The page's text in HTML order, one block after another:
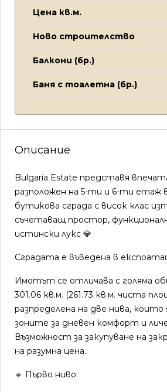
Цена кв.м.
Ново строителство
Балкони (бр.)
Баня с тоалетна (бр.)
Описание
Bulgaria Estate представя
разположен на 5-ти и 6-ти етаж
бутикова сграда с висок клас
съчетаващ простор,
истински лукс 💎
Сградата е въведена в
Имотът се отличава с голяма
301.06 кв.м. (261.73 кв.м. чиста
разпределена на две нива,
зоните за дневен комфорт и
Възможност за закупуване на
на разумна цена.
🔹 Първо ниво: